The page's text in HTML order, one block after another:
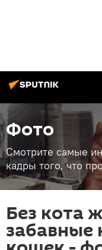
Фото
Смотрите самые
кадры того, что
Без кота
забавные